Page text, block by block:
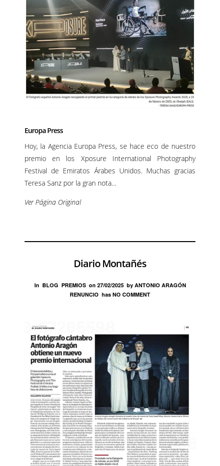
Europa Press
Hoy, la Agencia Europa Press, se hace eco de nuestro
premio en los Xposure International Photography
Festival de Emiratos Árabes Unidos. Muchas gracias
Teresa Sanz por la gran nota…
Ver Página Original
Diario Montañés
In BLOG PREMIOSon 27/02/2025by ANTONIO ARAGÓN
RENUNCIO has NO COMMENT